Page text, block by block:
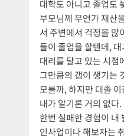
대학도 아니고 졸업도
부모님께 무언가 재산
서 주변에서 걱정을 많
들이 졸업을 할텐데,
대리를 달고 있는 시점
그만큼의 갭이 생기는
모를까, 하지만 대졸
내가 알기론 거의 없다
한번 실패한 경험이 내
인사업이나 해보자는